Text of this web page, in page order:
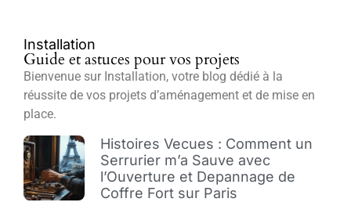
Installation
Guide et astuces pour vos projets
Bienvenue sur Installation, votre blog dédié à la
réussite de vos projets d’aménagement et de mise en
place.
Histoires Vecues : Comment un
Serrurier m’a Sauve avec
l’Ouverture et Depannage de
Coffre Fort sur Paris